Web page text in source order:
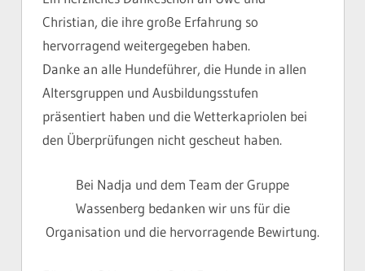
Christian, die ihre große Erfahrung so
hervorragend weitergegeben haben.
Danke an alle Hundeführer, die Hunde in allen
Altersgruppen und Ausbildungsstufen
präsentiert haben und die Wetterkapriolen bei
den Überprüfungen nicht gescheut haben.
Bei Nadja und dem Team der Gruppe
Wassenberg bedanken wir uns für die
Organisation und die hervorragende Bewirtung.